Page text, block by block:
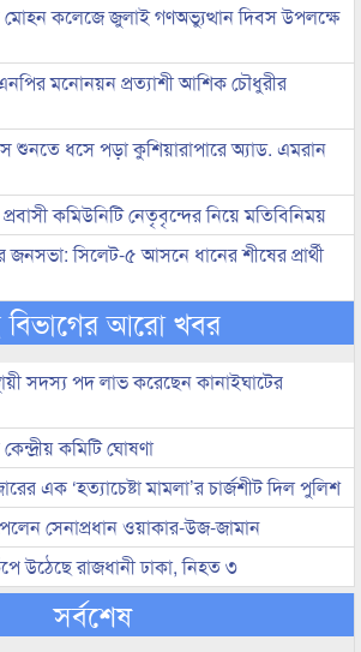
কলেজে জুলাই গণঅভ্যুত্থান দিবস উপলক্ষে
মনোনয়ন প্রত্যাশী আশিক চৌধুরীর
শুনতে ধসে পড়া কুশিয়ারাপারে অ্যাড. এমরান
প্রবাসী কমিউনিটি নেতৃবৃন্দের নিয়ে মতিবিনিময়
জনসভা: সিলেট-৫ আসনে ধানের শীষের প্রার্থী
আরো খবর
সদস্য পদ লাভ করেছেন কানাইঘাটের
কমিটি ঘোষণা
এক ‘হত্যাচেষ্টা মামলা’র চার্জশীট দিল পুলিশ
সেনাপ্রধান ওয়াকার-উজ-জামান
উঠেছে রাজধানী ঢাকা, নিহত ৩
সর্বশেষ